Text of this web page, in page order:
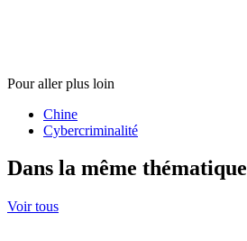
Pour aller plus loin
Chine
Cybercriminalité
Dans la même thématique
Voir tous